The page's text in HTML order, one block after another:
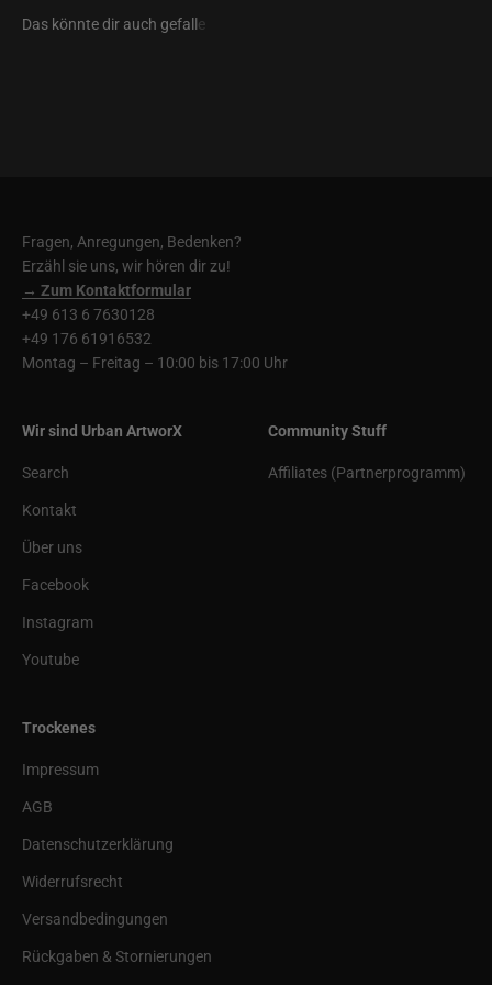
Fragen, Anregungen, Bedenken?
Erzähl sie uns, wir hören dir zu!
→ Zum Kontaktformular
+49 613 6 7630128
+49 176 61916532
Montag – Freitag – 10:00 bis 17:00 Uhr
Wir sind Urban ArtworX
Search
Kontakt
Über uns
Facebook
Instagram
Youtube
Community Stuff
Affiliates (Partnerprogramm)
Trockenes
Impressum
AGB
Datenschutzerklärung
Widerrufsrecht
Versandbedingungen
Rückgaben & Stornierungen